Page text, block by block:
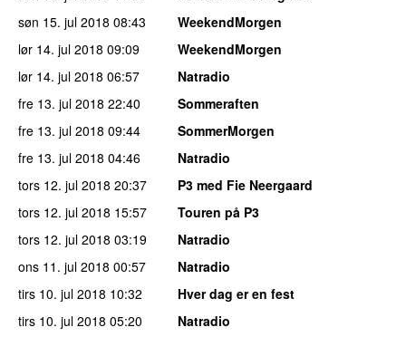
søn 15. jul 2018 08:43
WeekendMorgen
lør 14. jul 2018 09:09
WeekendMorgen
lør 14. jul 2018 06:57
Natradio
fre 13. jul 2018 22:40
Sommeraften
fre 13. jul 2018 09:44
SommerMorgen
fre 13. jul 2018 04:46
Natradio
tors 12. jul 2018 20:37
P3 med Fie Neergaard
tors 12. jul 2018 15:57
Touren på P3
tors 12. jul 2018 03:19
Natradio
ons 11. jul 2018 00:57
Natradio
tirs 10. jul 2018 10:32
Hver dag er en fest
tirs 10. jul 2018 05:20
Natradio